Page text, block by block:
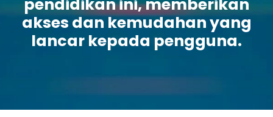
pendidikan ini, memberikan
akses dan kemudahan yang
lancar kepada pengguna.